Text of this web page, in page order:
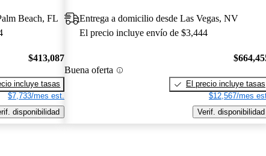
Beach, FL
$413,087
incluye tasas
$7,733/mes est.
disponibilidad
Entrega a domicilio desde Las Vegas, NV
El precio incluye envío de $3,444
Buena oferta
El precio incluye tasas
$12,567/mes
Verif. disponibilidad